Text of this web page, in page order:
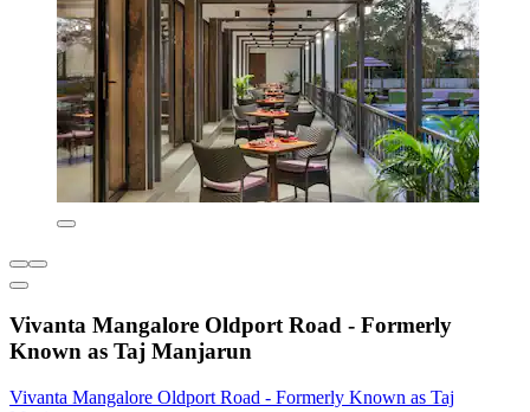
Vivanta Mangalore Oldport Road - Formerly
Known as Taj Manjarun
Vivanta Mangalore Oldport Road - Formerly Known as Taj